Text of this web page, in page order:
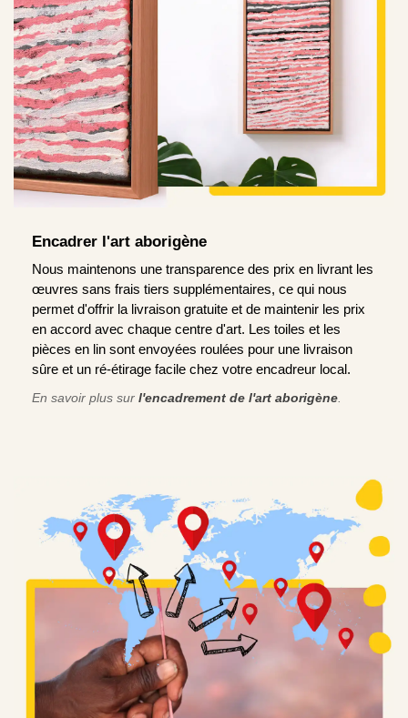
Encadrer l'art aborigène
Nous maintenons une transparence des prix en livrant les
œuvres sans frais tiers supplémentaires, ce qui nous
permet d'offrir la livraison gratuite et de maintenir les prix
en accord avec chaque centre d'art. Les toiles et les
pièces en lin sont envoyées roulées pour une livraison
sûre et un ré-étirage facile chez votre encadreur local.
En savoir plus sur l'encadrement de l'art aborigène